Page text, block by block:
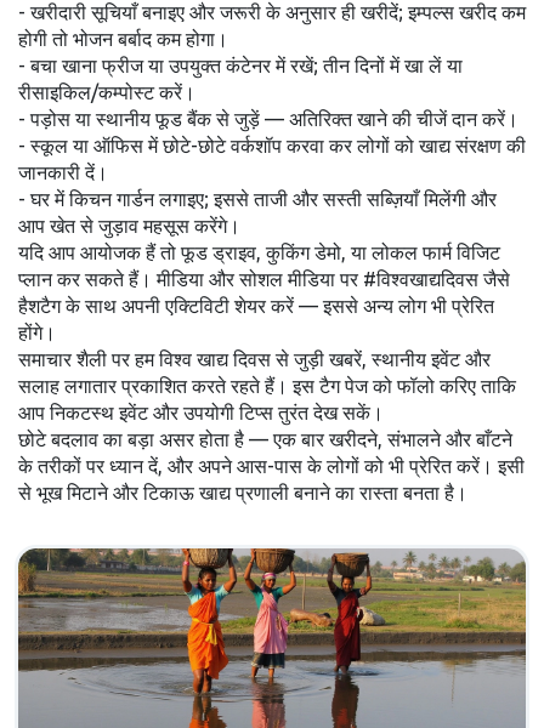
- खरीदारी सूचियाँ बनाइए और जरूरी के अनुसार ही खरीदें; इम्पल्स खरीद कम
होगी तो भोजन बर्बाद कम होगा।
- बचा खाना फ्रीज या उपयुक्त कंटेनर में रखें; तीन दिनों में खा लें या
रीसाइकिल/कम्पोस्ट करें।
- पड़ोस या स्थानीय फूड बैंक से जुड़ें — अतिरिक्त खाने की चीजें दान करें।
- स्कूल या ऑफिस में छोटे-छोटे वर्कशॉप करवा कर लोगों को खाद्य संरक्षण की
जानकारी दें।
- घर में किचन गार्डन लगाइए; इससे ताजी और सस्ती सब्ज़ियाँ मिलेंगी और
आप खेत से जुड़ाव महसूस करेंगे।
यदि आप आयोजक हैं तो फूड ड्राइव, कुकिंग डेमो, या लोकल फार्म विजिट
प्लान कर सकते हैं। मीडिया और सोशल मीडिया पर #विश्वखाद्यदिवस जैसे
हैशटैग के साथ अपनी एक्टिविटी शेयर करें — इससे अन्य लोग भी प्रेरित
होंगे।
समाचार शैली पर हम विश्व खाद्य दिवस से जुड़ी खबरें, स्थानीय इवेंट और
सलाह लगातार प्रकाशित करते रहते हैं। इस टैग पेज को फॉलो करिए ताकि
आप निकटस्थ इवेंट और उपयोगी टिप्स तुरंत देख सकें।
छोटे बदलाव का बड़ा असर होता है — एक बार खरीदने, संभालने और बाँटने
के तरीकों पर ध्यान दें, और अपने आस-पास के लोगों को भी प्रेरित करें। इसी
से भूख मिटाने और टिकाऊ खाद्य प्रणाली बनाने का रास्ता बनता है।